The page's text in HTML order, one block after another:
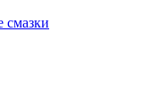
смазки